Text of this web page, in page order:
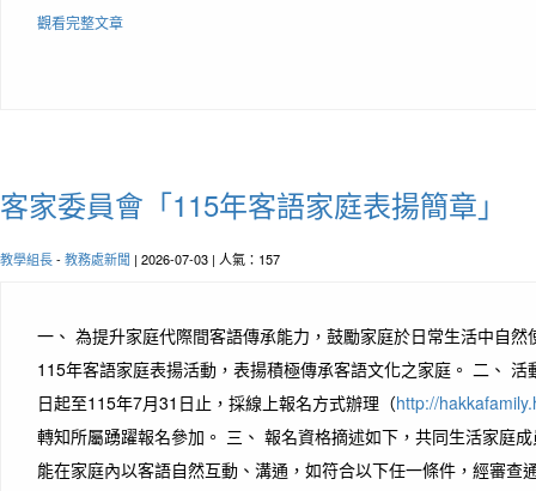
觀看完整文章
客家委員會「115年客語家庭表揚簡章」
教學組長- 教務處新聞 | 2026-07-03 | 人氣：157
一、 為提升家庭代際間客語傳承能力，鼓勵家庭於日常生活中自
115年客語家庭表揚活動，表揚積極傳承客語文化之家庭。 二、
日起至115年7月31日止，採線上報名方式辦理（http://
轉知所屬踴躍報名參加。 三、 報名資格摘述如下，共同生活家庭
能在家庭內以客語自然互動、溝通，如符合以下任一條件，經審查